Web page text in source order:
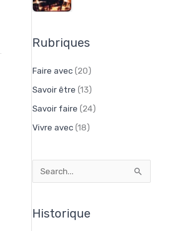
Rubriques
Faire avec (20)
Savoir être (13)
Savoir faire (24)
Vivre avec (18)
e
hHistorique